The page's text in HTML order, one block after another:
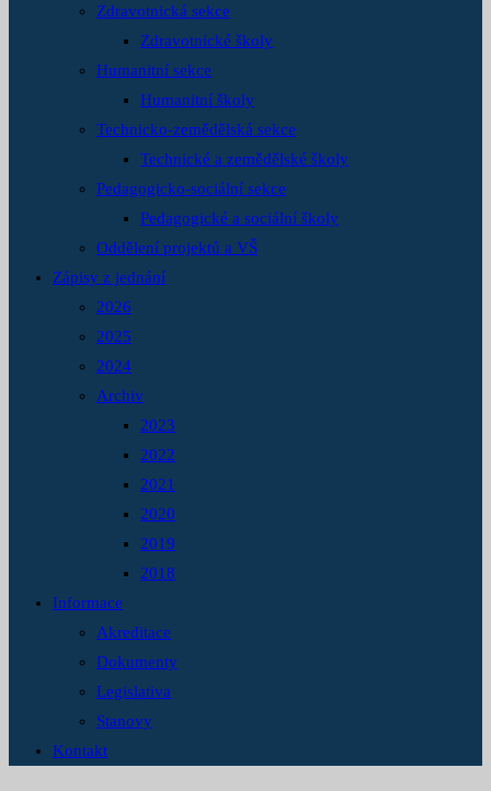
Zdravotnická sekce
Zdravotnické školy
Humanitní sekce
Humanitní školy
Technicko-zemědělská sekce
Technické a zemědělské školy
Pedagogicko-sociální sekce
Pedagogické a sociální školy
Oddělení projektů a VŠ
Zápisy z jednání
2026
2025
2024
Archiv
2023
2022
2021
2020
2019
2018
Informace
Akreditace
Dokumenty
Legislativa
Stanovy
Kontakt